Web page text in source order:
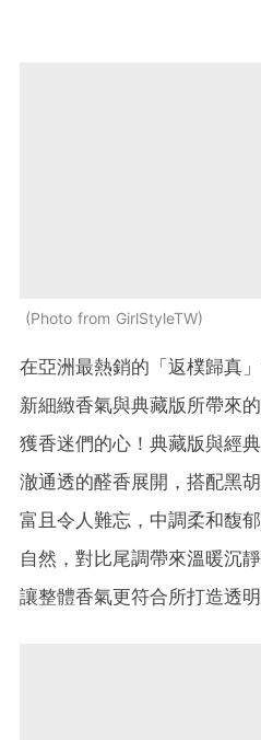
Photo from GirlStyleTW
在亞洲最熱銷的「返樸歸真
新細緻香氣與典藏版所帶來
獲香迷們的心！典藏版與經
澈通透的醛香展開，搭配黑
富且令人難忘，中調柔和馥
自然，對比尾調帶來溫暖沉
讓整體香氣更符合所打造透明